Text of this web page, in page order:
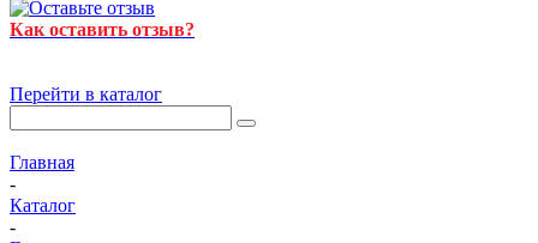
Как оставить отзыв?
Перейти в каталог
Главная
-
Каталог
-